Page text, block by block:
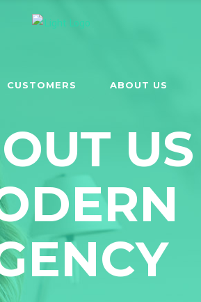
CUSTOMERS ABOUT US
US